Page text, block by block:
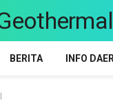
BERITA INFO